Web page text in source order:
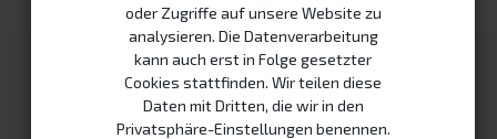
Unsere Produkte
Swobee Station
Infrastruktur
Partner
oder Zugriffe auf unsere Website zu
analysieren. Die Datenverarbeitung
kann auch erst in Folge gesetzter
Cookies stattfinden. Wir teilen diese
Daten mit Dritten, die wir in den
Privatsphäre-Einstellungen benennen.